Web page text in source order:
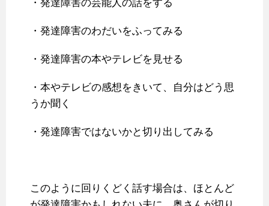
・発達障害の芸能人の話をする
・発達障害のわだいをふってみる
・発達障害の本やテレビを見せる
・本やテレビの感想をきいて、自分はどう思
うか聞く
・発達障害ではないかと切り出してみる
このように回りくどく話す場合は、ほとんど